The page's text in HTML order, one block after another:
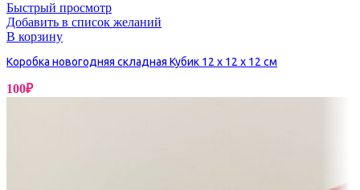
Быстрый просмотр
Добавить в список желаний
В корзину
Коробка новогодняя складная Кубик 12 х 12 х 12 см
100₽